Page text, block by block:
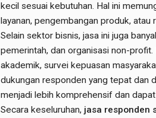
kecil sesuai kebutuhan. Hal ini
layanan, pengembangan produk, atau
Selain sektor bisnis, jasa ini juga
pemerintah, dan organisasi non-
akademik, survei kepuasan
dukungan responden yang tepat dan
menjadi lebih komprehensif dan
Secara keseluruhan, jasa responden